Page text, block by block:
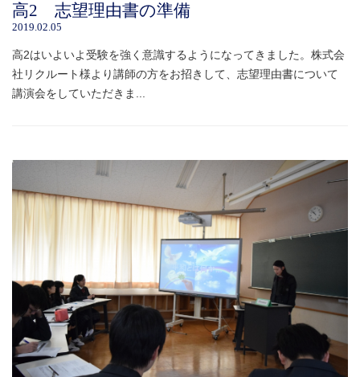
高2 志望理由書の準備
2019.02.05
高2はいよいよ受験を強く意識するようになってきました。株式会
社リクルート様より講師の方をお招きして、志望理由書について
講演会をしていただきま...